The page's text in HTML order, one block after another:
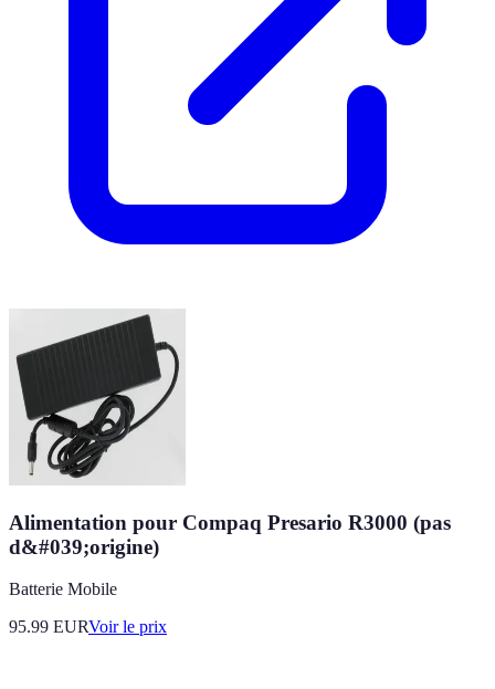
Alimentation pour Compaq Presario R3000 (pas
d&#039;origine)
Batterie Mobile
95.99 EURVoir le prix